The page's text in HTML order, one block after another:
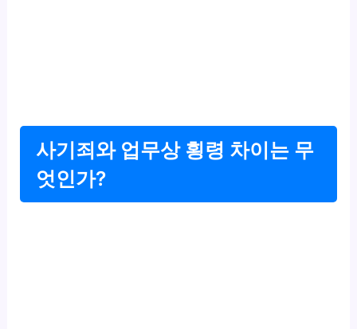
사기죄와 업무상 횡령 차이는 무
엇인가?